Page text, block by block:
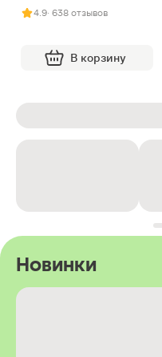
4.9· 638 отзывов
В корзину
Новинки